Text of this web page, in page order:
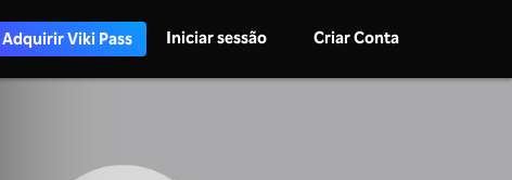
Adquirir Viki Pass Iniciar sessão Criar Conta